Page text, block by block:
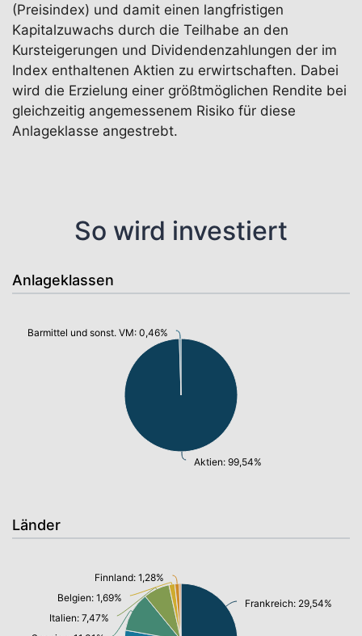
(Preisindex) und damit einen langfristigen
Kapitalzuwachs durch die Teilhabe an den
Kursteigerungen und Dividendenzahlungen der im
Index enthaltenen Aktien zu erwirtschaften. Dabei
wird die Erzielung einer größtmöglichen Rendite bei
gleichzeitig angemessenem Risiko für diese
Anlageklasse angestrebt.
So wird investiert
Anlageklassen
Aktien: 99,54%
Barmittel und sonst. VM: 0,46%
Länder
Frankreich: 29,54%
Italien: 7,47%
Belgien: 1,69%
Finnland: 1,28%